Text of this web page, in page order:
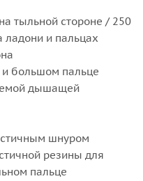
тыльной стороне / 250
ладони и пальцах
и большом пальце
дышащей
шнуром
резины для
пальце